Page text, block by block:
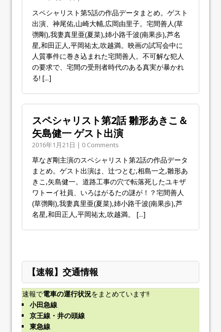
スペシャリスト第5話の作品データまとめ。ゲスト
出演、神尾佑,山崎大輔,広岡由里子。宅間善人(草
彅剛),我妻真里亜(夏菜),姉小路千波(南果歩),芦名
星,和田正人,平岡祐太,吹越満。映画の試写会中に
人質事件に巻き込まれた宅間善人。不可解な犯人
の要求で、宅間の受刑者時代のある真実が暴かれ
る! [...]
スペシャリスト第2話 雛形あきこ＆
矢島健一 ゲスト出演
2016年1月21日 | 0 Comments
草なぎ剛主演のスペシャリスト第2話の作品データ
まとめ。ゲスト出演は、辻つとむ,相島一之,雛形あ
きこ,矢島健一。道路工事の穴で転落死したユキザ
ワトーイ社員、いろはがるたの謎が！？宅間善人
(草彅剛),我妻真里亜(夏菜),姉小路千波(南果歩),芦
名星,和田正人,平岡祐太,吹越満。 [...]
【速報】交通情報
速報で電車の運行状況をまとめています!!
小田急線
京王線・井の頭線
東急線